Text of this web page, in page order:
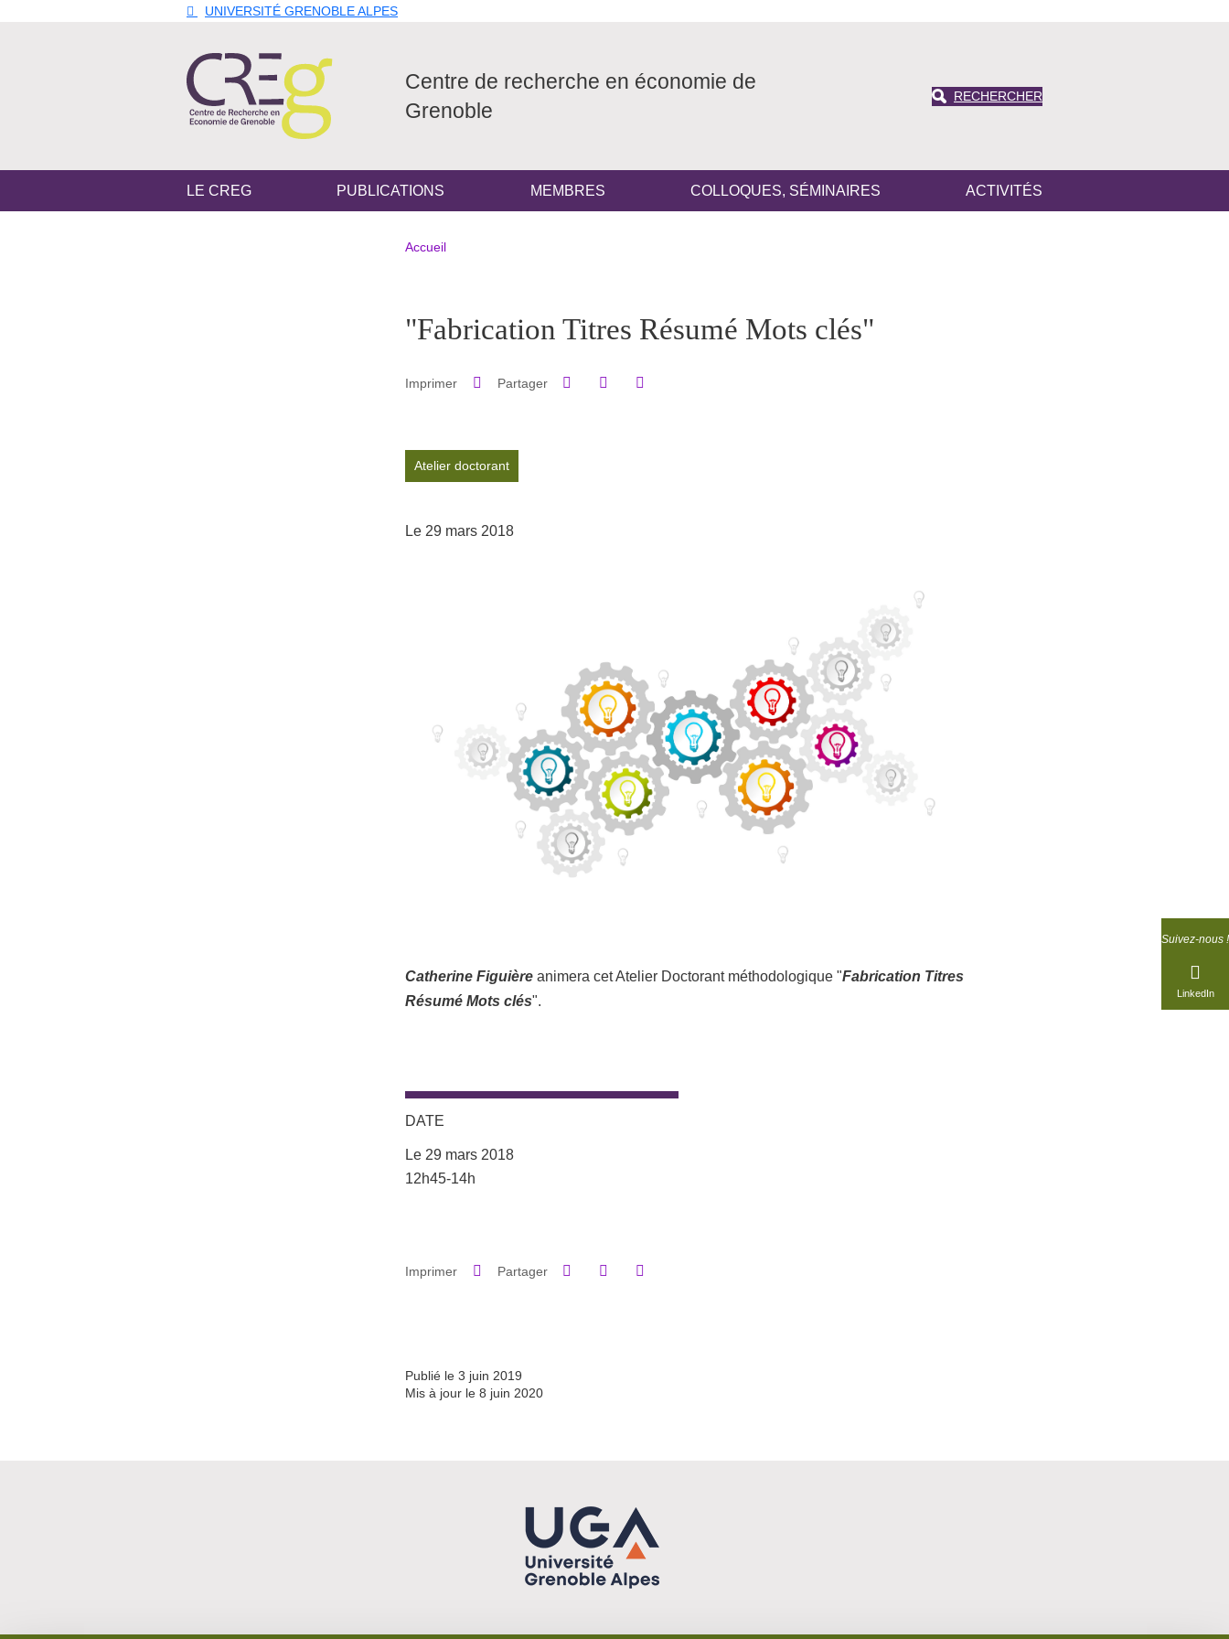
UNIVERSITÉ GRENOBLE ALPES
Suivez-nous !
LinkedIn
Centre de recherche en économie de
Grenoble
RECHERCHER
Navigation principale
LE CREG PUBLICATIONS MEMBRES COLLOQUES, SÉMINAIRES ACTIVITÉS
Fil d'Ariane
Accueil
Navigation principale Sidebar"Fabrication Titres Résumé Mots clés"
Imprimer Partager Partager sur Facebook
Partager sur LinkedIn
Atelier doctorant
Le 29 mars 2018
Catherine Figuière animera cet Atelier Doctorant méthodologique "Fabrication Titres
Résumé Mots clés".
DATE
Le 29 mars 2018
Complément date
12h45-14h
Imprimer Partager Partager sur Facebook
Partager sur LinkedIn
Publié le 3 juin 2019
Mis à jour le 8 juin 2020